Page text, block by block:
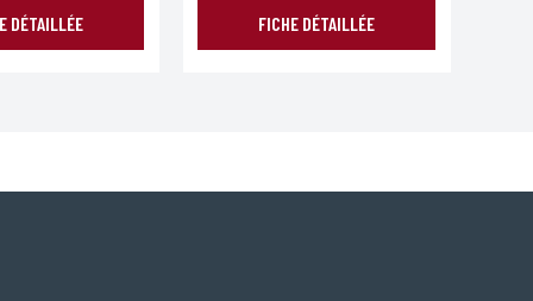
DÉTAILLÉE FICHE DÉTAILLÉE